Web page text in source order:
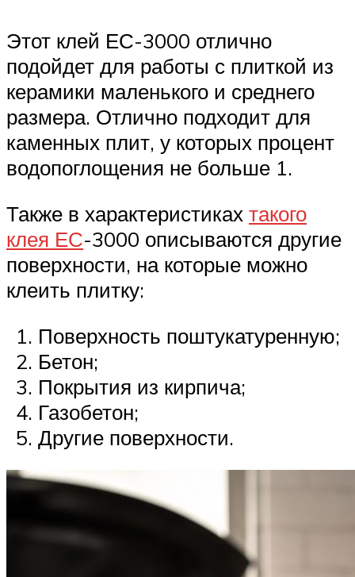
Этот клей ЕС-3000 отлично
подойдет для работы с плиткой из
керамики маленького и среднего
размера. Отлично подходит для
каменных плит, у которых процент
водопоглощения не больше 1.
Также в характеристиках такого
клея ЕС-3000 описываются другие
поверхности, на которые можно
клеить плитку:
Поверхность поштукатуренную;
Бетон;
Покрытия из кирпича;
Газобетон;
Другие поверхности.